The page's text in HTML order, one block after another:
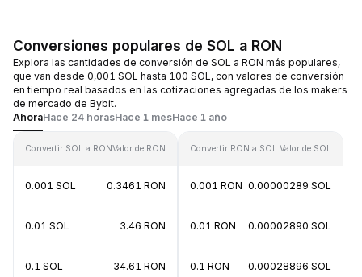
Conversiones populares de SOL a RON
Explora las cantidades de conversión de SOL a RON más populares,
que van desde 0,001 SOL hasta 100 SOL, con valores de conversión
en tiempo real basados en las cotizaciones agregadas de los makers
de mercado de Bybit.
AhoraHace 24 horasHace 1 mesHace 1 año
Convertir SOL a RONValor de RON
0.001 SOL 0.3461 RON
0.01 SOL 3.46 RON
0.1 SOL 34.61 RON
Convertir RON a SOL Valor de SOL
0.001 RON 0.00000289 SOL
0.01 RON 0.00002890 SOL
0.1 RON 0.00028896 SOL